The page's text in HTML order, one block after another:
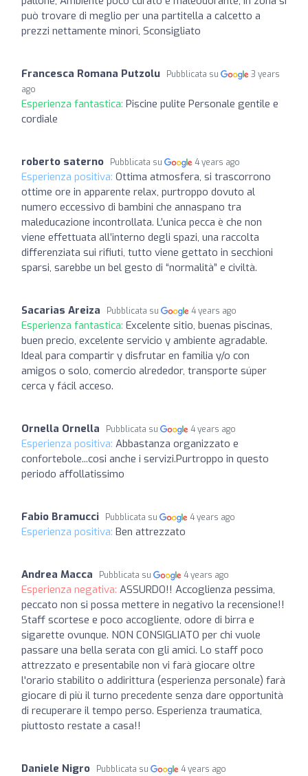
può trovare di meglio per una partitella a calcetto a
prezzi nettamente minori, Sconsigliato
Francesca Romana Putzolu Pubblicata su
3 years
ago
Esperienza fantastica: Piscine pulite Personale gentile e
cordiale
roberto saterno Pubblicata su 4 years ago
Esperienza positiva: Ottima atmosfera, si trascorrono
ottime ore in apparente relax, purtroppo dovuto al
numero eccessivo di bambini che annaspano tra
maleducazione incontrollata. L’unica pecca è che non
viene effettuata all’interno degli spazi, una raccolta
differenziata sui rifiuti, tutto viene gettato in secchioni
sparsi, sarebbe un bel gesto di “normalità” e civiltà.
Sacarias Areiza Pubblicata su 4 years ago
Esperienza fantastica: Excelente sitio, buenas piscinas,
buen precio, excelente servicio y ambiente agradable.
Ideal para compartir y disfrutar en familia y/o con
amigos o solo, comercio alrededor, transporte súper
cerca y fácil acceso.
Ornella Ornella Pubblicata su 4 years ago
Esperienza positiva: Abbastanza organizzato e
confortebole...cosi anche i servizi.Purtroppo in questo
periodo affollatissimo
Fabio Bramucci Pubblicata su 4 years ago
Esperienza positiva: Ben attrezzato
Andrea Macca Pubblicata su 4 years ago
Esperienza negativa: ASSURDO!! Accoglienza pessima,
peccato non si possa mettere in negativo la recensione!!
Staff scortese e poco accogliente, odore di birra e
sigarette ovunque. NON CONSIGLIATO per chi vuole
passare una bella serata con gli amici. Lo staff poco
attrezzato e presentabile non vi farà giocare oltre
l'orario stabilito o addirittura (esperienza personale) farà
giocare di più il turno precedente senza dare opportunità
di recuperare il tempo perso. Esperienza traumatica,
piuttosto restate a casa!!
Daniele Nigro Pubblicata su 4 years ago